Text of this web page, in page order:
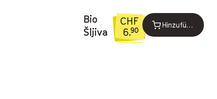
Bio
Šljiva
CHF
6.90
Hinzufügen